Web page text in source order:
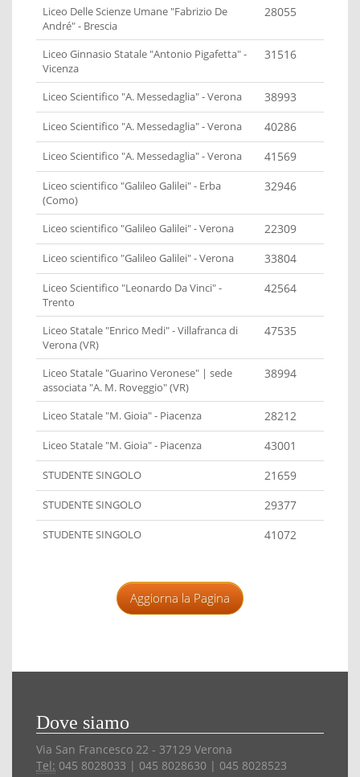
Liceo Delle Scienze Umane "Fabrizio De
André" - Brescia
28055
Liceo Ginnasio Statale "Antonio Pigafetta" -
Vicenza
31516
Liceo Scientifico "A. Messedaglia" - Verona 38993
Liceo Scientifico "A. Messedaglia" - Verona 40286
Liceo Scientifico "A. Messedaglia" - Verona 41569
Liceo scientifico "Galileo Galilei" - Erba
(Como)
32946
Liceo scientifico "Galileo Galilei" - Verona 22309
Liceo scientifico "Galileo Galilei" - Verona 33804
Liceo Scientifico "Leonardo Da Vinci" -
Trento
42564
Liceo Statale "Enrico Medi" - Villafranca di
Verona (VR)
47535
Liceo Statale "Guarino Veronese" | sede
associata "A. M. Roveggio" (VR)
38994
Liceo Statale "M. Gioia" - Piacenza 28212
Liceo Statale "M. Gioia" - Piacenza 43001
STUDENTE SINGOLO 21659
STUDENTE SINGOLO 29377
STUDENTE SINGOLO 41072
Aggiorna la Pagina
Dove siamo
Via San Francesco 22 - 37129 Verona
Tel: 045 8028033 | 045 8028630 | 045 8028523